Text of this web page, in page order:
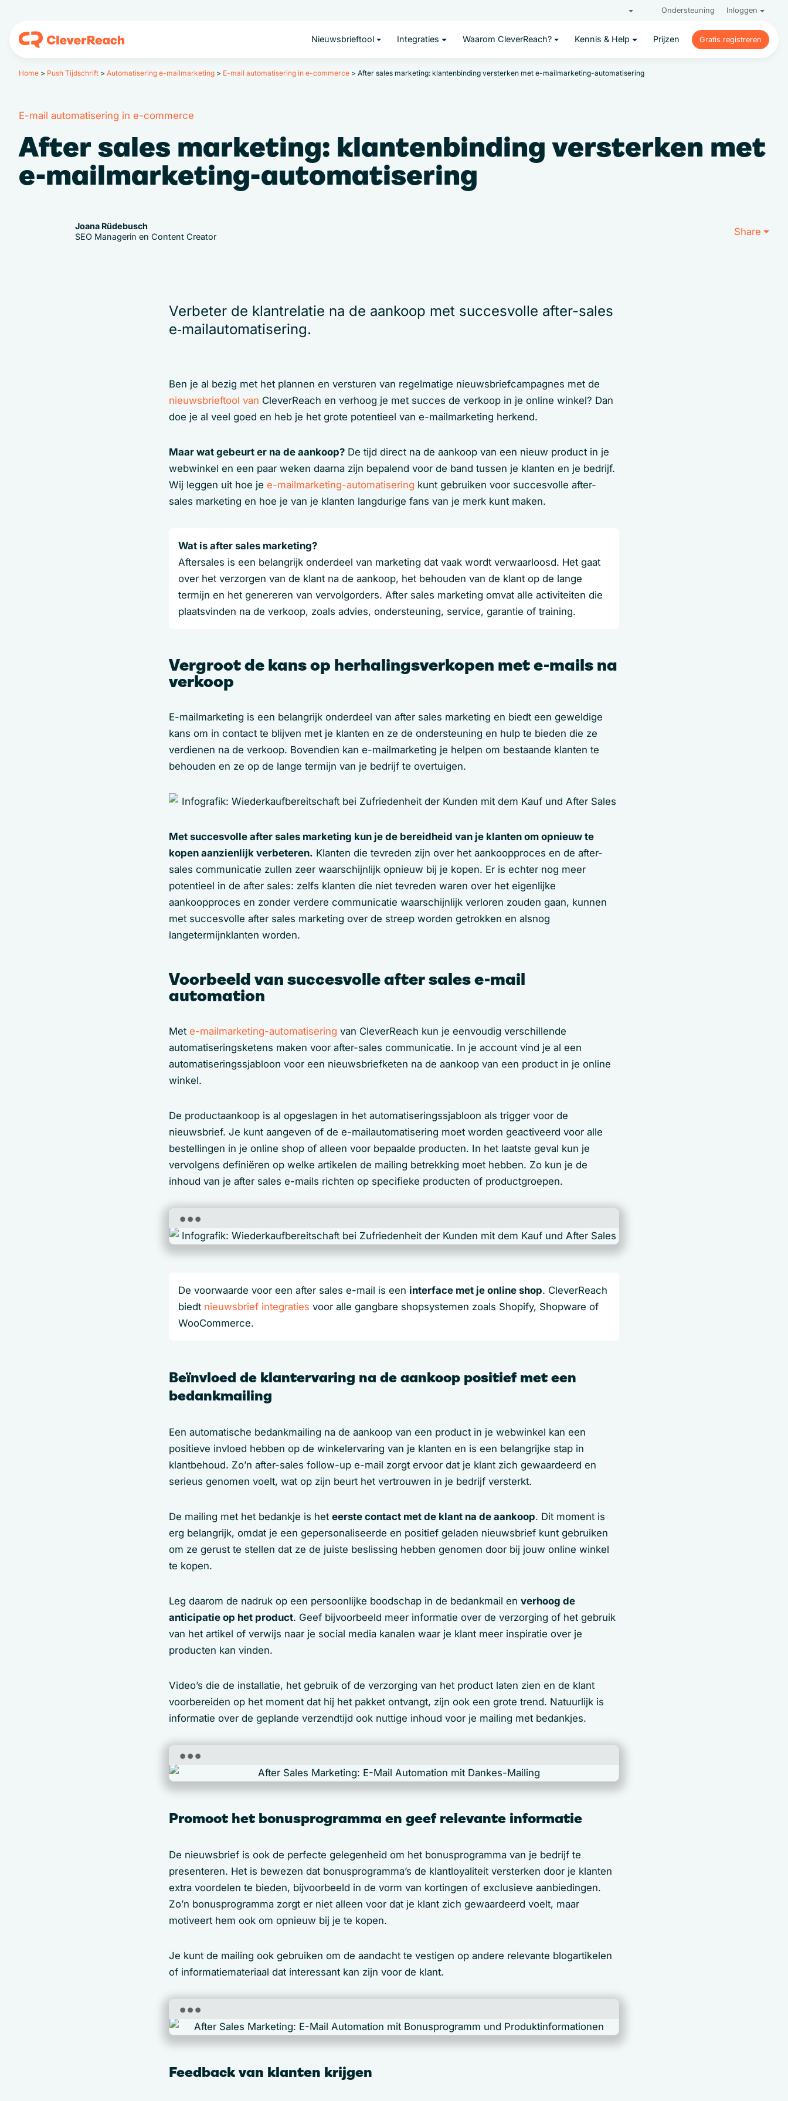
Ondersteuning Inloggen
Nieuwsbrieftool Integraties Waarom CleverReach? Kennis & Help Prijzen
Gratis registreren
Gratis registreren
Home > Push Tijdschrift > Automatisering e-mailmarketing > E-mail automatisering in e-commerce > After sales marketing: klantenbinding versterken met e-mailmarketing-automatisering
E-mail automatisering in e-commerce
After sales marketing: klantenbinding versterken met
e-mailmarketing-automatisering
Joana Rüdebusch
SEO Managerin en Content Creator
Share
Verbeter de klantrelatie na de aankoop met succesvolle after-sales
e‑mailautomatisering.
Ben je al bezig met het plannen en versturen van regelmatige nieuwsbriefcampagnes met de
nieuwsbrieftool van CleverReach en verhoog je met succes de verkoop in je online winkel? Dan
doe je al veel goed en heb je het grote potentieel van e-mailmarketing herkend.
Maar wat gebeurt er na de aankoop? De tijd direct na de aankoop van een nieuw product in je
webwinkel en een paar weken daarna zijn bepalend voor de band tussen je klanten en je bedrijf.
Wij leggen uit hoe je e-mailmarketing-automatisering kunt gebruiken voor succesvolle after-
sales marketing en hoe je van je klanten langdurige fans van je merk kunt maken.
Wat is after sales marketing?
Aftersales is een belangrijk onderdeel van marketing dat vaak wordt verwaarloosd. Het gaat
over het verzorgen van de klant na de aankoop, het behouden van de klant op de lange
termijn en het genereren van vervolgorders. After sales marketing omvat alle activiteiten die
plaatsvinden na de verkoop, zoals advies, ondersteuning, service, garantie of training.
Vergroot de kans op herhalingsverkopen met e-mails na
verkoop
E-mailmarketing is een belangrijk onderdeel van after sales marketing en biedt een geweldige
kans om in contact te blijven met je klanten en ze de ondersteuning en hulp te bieden die ze
verdienen na de verkoop. Bovendien kan e-mailmarketing je helpen om bestaande klanten te
behouden en ze op de lange termijn van je bedrijf te overtuigen.
Met succesvolle after sales marketing kun je de bereidheid van je klanten om opnieuw te
kopen aanzienlijk verbeteren. Klanten die tevreden zijn over het aankoopproces en de after-
sales communicatie zullen zeer waarschijnlijk opnieuw bij je kopen. Er is echter nog meer
potentieel in de after sales: zelfs klanten die niet tevreden waren over het eigenlijke
aankoopproces en zonder verdere communicatie waarschijnlijk verloren zouden gaan, kunnen
met succesvolle after sales marketing over de streep worden getrokken en alsnog
langetermijnklanten worden.
Voorbeeld van succesvolle after sales e-mail
automation
Met e-mailmarketing-automatisering van CleverReach kun je eenvoudig verschillende
automatiseringsketens maken voor after-sales communicatie. In je account vind je al een
automatiseringssjabloon voor een nieuwsbriefketen na de aankoop van een product in je online
winkel.
De productaankoop is al opgeslagen in het automatiseringssjabloon als trigger voor de
nieuwsbrief. Je kunt aangeven of de e-mailautomatisering moet worden geactiveerd voor alle
bestellingen in je online shop of alleen voor bepaalde producten. In het laatste geval kun je
vervolgens definiëren op welke artikelen de mailing betrekking moet hebben. Zo kun je de
inhoud van je after sales e-mails richten op specifieke producten of productgroepen.
De voorwaarde voor een after sales e-mail is een interface met je online shop. CleverReach
biedt nieuwsbrief integraties voor alle gangbare shopsystemen zoals Shopify, Shopware of
WooCommerce.
Beïnvloed de klantervaring na de aankoop positief met een
bedankmailing
Een automatische bedankmailing na de aankoop van een product in je webwinkel kan een
positieve invloed hebben op de winkelervaring van je klanten en is een belangrijke stap in
klantbehoud. Zo’n after-sales follow-up e-mail zorgt ervoor dat je klant zich gewaardeerd en
serieus genomen voelt, wat op zijn beurt het vertrouwen in je bedrijf versterkt.
De mailing met het bedankje is het eerste contact met de klant na de aankoop. Dit moment is
erg belangrijk, omdat je een gepersonaliseerde en positief geladen nieuwsbrief kunt gebruiken
om ze gerust te stellen dat ze de juiste beslissing hebben genomen door bij jouw online winkel
te kopen.
Leg daarom de nadruk op een persoonlijke boodschap in de bedankmail en verhoog de
anticipatie op het product. Geef bijvoorbeeld meer informatie over de verzorging of het gebruik
van het artikel of verwijs naar je social media kanalen waar je klant meer inspiratie over je
producten kan vinden.
Video’s die de installatie, het gebruik of de verzorging van het product laten zien en de klant
voorbereiden op het moment dat hij het pakket ontvangt, zijn ook een grote trend. Natuurlijk is
informatie over de geplande verzendtijd ook nuttige inhoud voor je mailing met bedankjes.
Promoot het bonusprogramma en geef relevante informatie
De nieuwsbrief is ook de perfecte gelegenheid om het bonusprogramma van je bedrijf te
presenteren. Het is bewezen dat bonusprogramma’s de klantloyaliteit versterken door je klanten
extra voordelen te bieden, bijvoorbeeld in de vorm van kortingen of exclusieve aanbiedingen.
Zo’n bonusprogramma zorgt er niet alleen voor dat je klant zich gewaardeerd voelt, maar
motiveert hem ook om opnieuw bij je te kopen.
Je kunt de mailing ook gebruiken om de aandacht te vestigen op andere relevante blogartikelen
of informatiemateriaal dat interessant kan zijn voor de klant.
Feedback van klanten krijgen